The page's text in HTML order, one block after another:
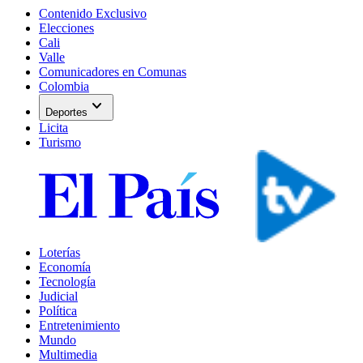
Contenido Exclusivo
Elecciones
Cali
Valle
Comunicadores en Comunas
Colombia
Deportes expand_more
Licita
Turismo
Loterías
Economía
Tecnología
Judicial
Política
Entretenimiento
Mundo
Multimedia